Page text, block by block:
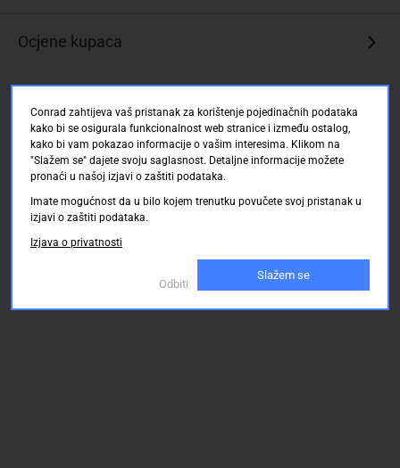
Ocjene kupaca
Conrad zahtijeva vaš pristanak za korištenje pojedinačnih podataka
kako bi se osigurala funkcionalnost web stranice i između ostalog,
kako bi vam pokazao informacije o vašim interesima. Klikom na
"Slažem se" dajete svoju saglasnost. Detaljne informacije možete
pronaći u našoj izjavi o zaštiti podataka.
Imate mogućnost da u bilo kojem trenutku povučete svoj pristanak u
izjavi o zaštiti podataka.
Izjava o privatnosti
Odbiti
Slažem se